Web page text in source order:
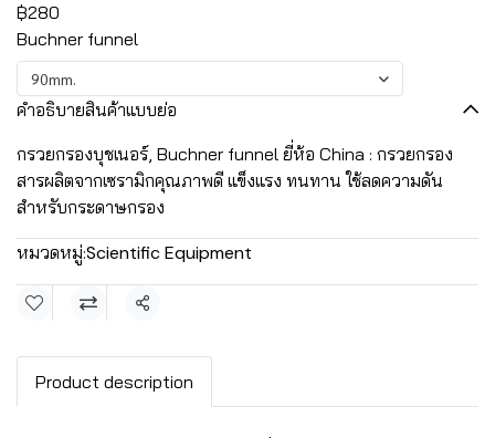
฿280
Buchner funnel
90mm.
คำอธิบายสินค้าแบบย่อ
กรวยกรองบุชเนอร์, Buchner funnel ยี่ห้อ China : กรวยกรอง
สารผลิตจากเซรามิกคุณภาพดี แข็งแรง ทนทาน ใช้ลดความดัน
สำหรับกระดาษกรอง
หมวดหมู่:Scientific Equipment
แชร์
Product description